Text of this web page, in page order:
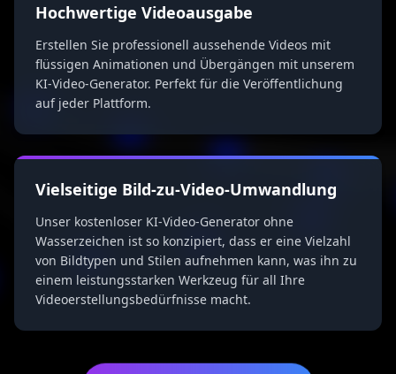
Hochwertige Videoausgabe
Erstellen Sie professionell aussehende Videos mit
flüssigen Animationen und Übergängen mit unserem
KI-Video-Generator. Perfekt für die Veröffentlichung
auf jeder Plattform.
Vielseitige Bild-zu-Video-Umwandlung
Unser kostenloser KI-Video-Generator ohne
Wasserzeichen ist so konzipiert, dass er eine Vielzahl
von Bildtypen und Stilen aufnehmen kann, was ihn zu
einem leistungsstarken Werkzeug für all Ihre
Videoerstellungsbedürfnisse macht.